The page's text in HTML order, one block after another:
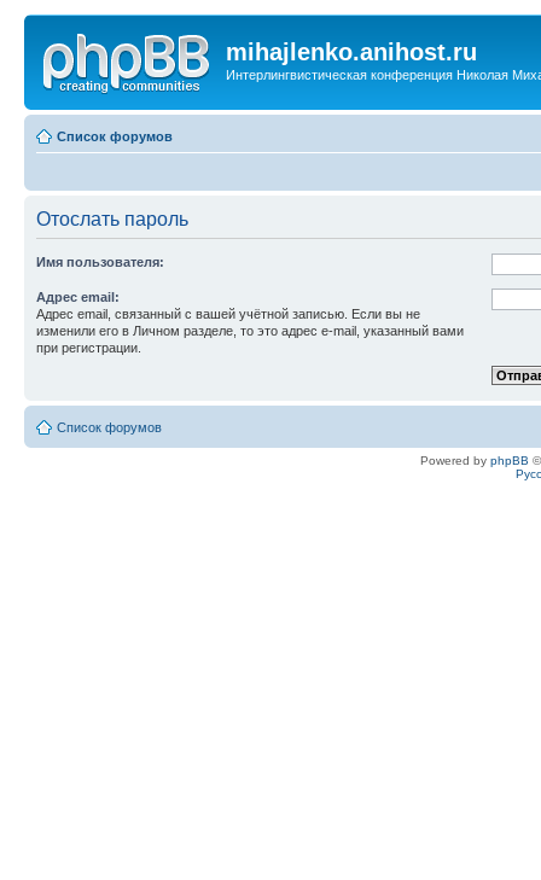
mihajlenko.anihost.ru
Интерлингвистическая конференция Николая
Список форумов
Отослать пароль
Имя пользователя:
Адрес email:
Адрес email, связанный с вашей учётной записью. Если вы не
изменили его в Личном разделе, то это адрес e-mail, указанный вами
при регистрации.
Список форумов
Powered by phpBB